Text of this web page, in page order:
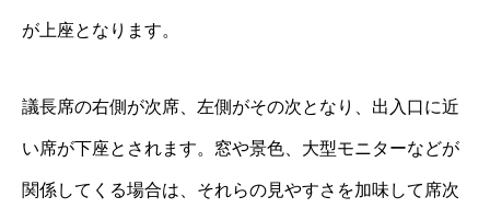
が上座となります。
議長席の右側が次席、左側がその次となり、出入口に近
い席が下座とされます。窓や景色、大型モニターなどが
関係してくる場合は、それらの見やすさを加味して席次